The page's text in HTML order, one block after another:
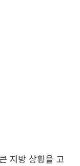
지방 상황을 고